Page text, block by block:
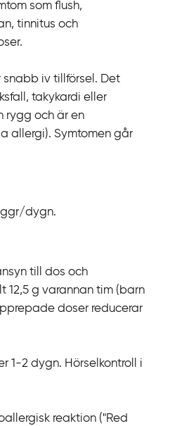
som flush,
tinnitus och
snabb iv tillförsel. Det
takykardi eller
rygg och är en
allergi). Symtomen går
ggr/dygn.
till dos och
12,5 g varannan tim (barn
doser reducerar
1-2 dygn. Hörselkontroll i
reaktion ("Red